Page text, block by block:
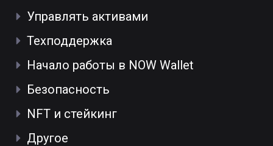
Управлять активами
Техподдержка
Начало работы в NOW Wallet
Безопасность
NFT и стейкинг
Другое